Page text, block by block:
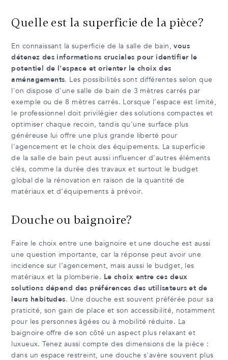
Quelle est la superficie de la pièce?
En connaissant la superficie de la salle de bain,vous
détenez des informations cruciales pour identifier le
potentiel de l'espace et orienter le choix des
aménagements. Les possibilités sont différentes selon que
l'on dispose d'une salle de bain de 3 mètres carrés par
exemple ou de 8 mètres carrés. Lorsque l’espace est limité,
le professionnel doit privilégier des solutions compactes et
optimiser chaque recoin, tandis qu'une surface plus
généreuse lui offre une plus grande liberté pour
l'agencement et le choix des équipements. La superficie
de la salle de bain peut aussi influencer d’autres éléments
clés, comme la durée des travaux et surtout le budget
global de la rénovation en raison de la quantité de
matériaux et d’équipements à prévoir.
Douche ou baignoire?
Faire le choix entre une baignoire et une douche est aussi
une question importante, car la réponse peut avoir une
incidence sur l’agencement, mais aussi le budget, les
matériaux et la plomberie. Le choix entre ces deux
solutions dépend des préférences des utilisateurs et de
leurs habitudes. Une douche est souvent préférée pour sa
praticité, son gain de place et son accessibilité, notamment
pour les personnes âgées ou à mobilité réduite. La
baignoire offre de son côté un aspect plus relaxant et
luxueux. Tenez aussi compte des dimensions de la pièce :
dans un espace restreint, une douche s'avère souvent plus